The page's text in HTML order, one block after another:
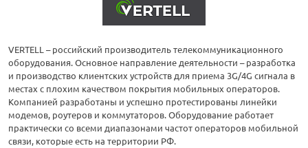
VERTELL – российский производитель телекоммуникационного
оборудования. Основное направление деятельности – разработка
и производство клиентских устройств для приема 3G/4G сигнала в
местах с плохим качеством покрытия мобильных операторов.
Компанией разработаны и успешно протестированы линейки
модемов, роутеров и коммутаторов. Оборудование работает
практически со всеми диапазонами частот операторов мобильной
связи, которые есть на территории РФ.